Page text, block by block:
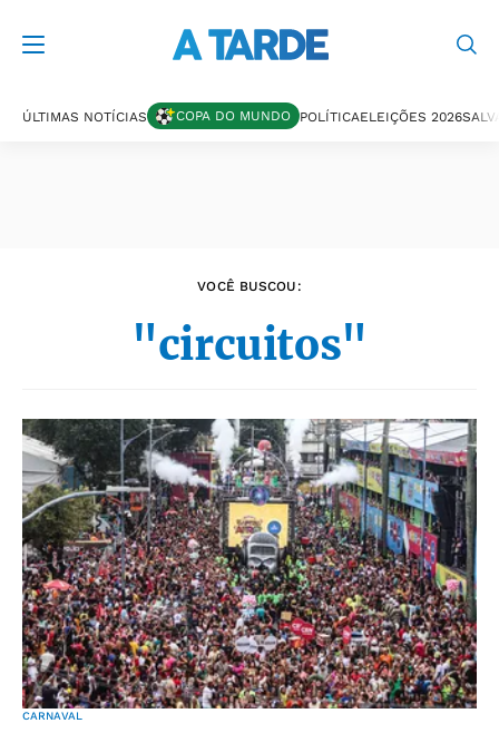
ÚLTIMAS NOTÍCIAS COPA DO MUNDO POLÍTICAELEIÇÕES 2026
VOCÊ BUSCOU:
"circuitos"
CARNAVAL